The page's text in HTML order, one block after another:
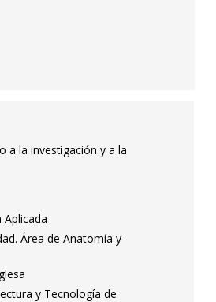
a la investigación y a la
Área de Anatomía y
y Tecnología de